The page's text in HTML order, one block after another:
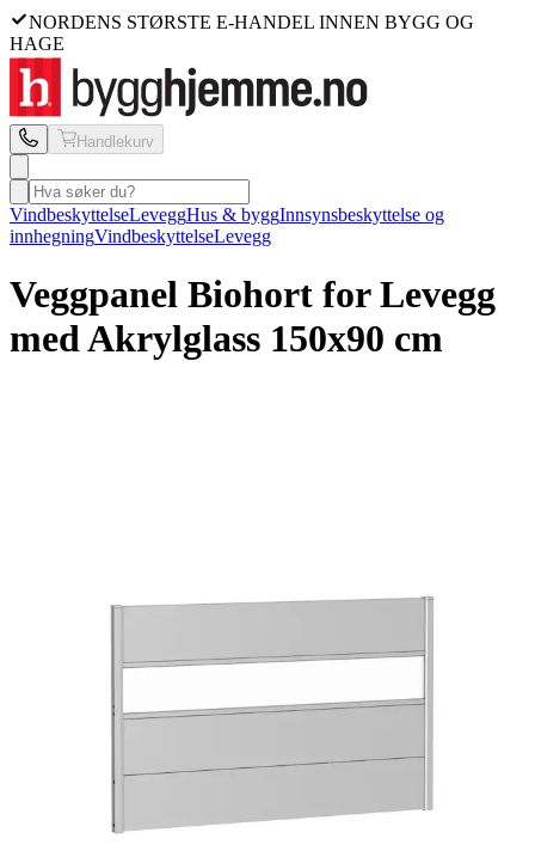
NORDENS STØRSTE E-HANDEL INNEN BYGG OG
HAGE
Handlekurv
VindbeskyttelseLeveggHus & byggInnsynsbeskyttelse og
innhegningVindbeskyttelseLevegg
Veggpanel Biohort for Levegg
med Akrylglass 150x90 cm